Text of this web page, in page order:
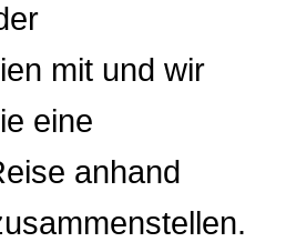
mit und wir
eine
anhand